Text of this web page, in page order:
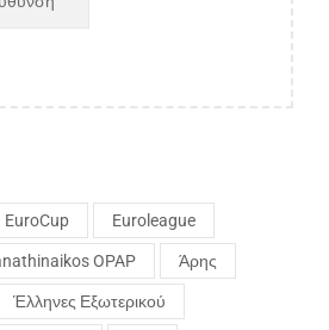
EuroCup Euroleague
OPAP Άρης
Έλληνες Εξωτερικού